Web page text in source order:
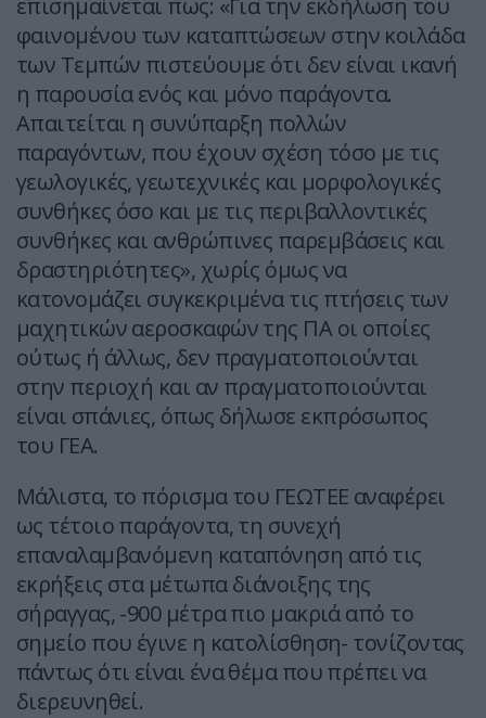
επισημαίνεται πως: «Για την εκδήλωση του
φαινομένου των καταπτώσεων στην κοιλάδα
των Τεμπών πιστεύουμε ότι δεν είναι ικανή
η παρουσία ενός και μόνο παράγοντα.
Απαιτείται η συνύπαρξη πολλών
παραγόντων, που έχουν σχέση τόσο με τις
γεωλογικές, γεωτεχνικές και μορφολογικές
συνθήκες όσο και με τις περιβαλλοντικές
συνθήκες και ανθρώπινες παρεμβάσεις και
δραστηριότητες», χωρίς όμως να
κατονομάζει συγκεκριμένα τις πτήσεις των
μαχητικών αεροσκαφών της ΠΑ οι οποίες
ούτως ή άλλως, δεν πραγματοποιούνται
στην περιοχή και αν πραγματοποιούνται
είναι σπάνιες, όπως δήλωσε εκπρόσωπος
του ΓΕΑ.
Μάλιστα, το πόρισμα του ΓΕΩΤΕΕ αναφέρει
ως τέτοιο παράγοντα, τη συνεχή
επαναλαμβανόμενη καταπόνηση από τις
εκρήξεις στα μέτωπα διάνοιξης της
σήραγγας, -900 μέτρα πιο μακριά από το
σημείο που έγινε η κατολίσθηση- τονίζοντας
πάντως ότι είναι ένα θέμα που πρέπει να
διερευνηθεί.